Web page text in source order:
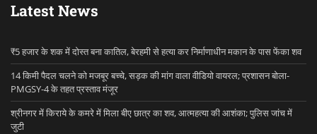
Latest News
₹5 हजार के शक में दोस्त बना कातिल, बेरहमी से हत्या कर निर्माणाधीन मकान के पास फेंका शव
14 किमी पैदल चलने को मजबूर बच्चे, सड़क की मांग वाला वीडियो वायरल; प्रशासन बोला-
PMGSY-4 के तहत प्रस्ताव मंजूर
श्रीनगर में किराये के कमरे में मिला बीए छात्र का शव, आत्महत्या की आशंका; पुलिस जांच में
जुटी